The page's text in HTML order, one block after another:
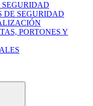
DE SEGURIDAD
PORTONES Y